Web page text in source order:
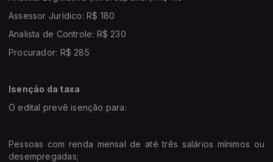
Assessor Jurídico: R$ 180
Analista de Controle: R$ 230
Procurador: R$ 285
Isenção da taxa
O edital prevê isenção para:
Pessoas com renda mensal de até três salários mínimos ou
desempregadas;